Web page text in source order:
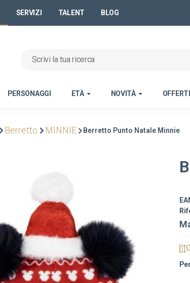
SERVIZI TALENT BLOG
PERSONAGGI ETÀ NOVITÀ
Berretto MINNIE Berretto Punto Natale Minnie